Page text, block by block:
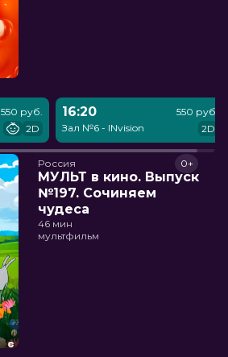
550 руб.
2D
16:20
Зал №6 - INvision
550 руб.
2D
Россия
МУЛЬТ в кино. Выпуск
№197. Сочиняем
чудеса
0+
46 мин
мультфильм